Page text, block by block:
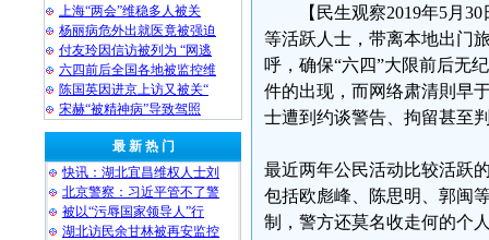
上海“两会”维稳多人被关
杨丽病危外出就医竟被强迫
付友玲因信访被列为 “网逃
六四前后全国各地被监控维
陈国英因进京上访又被关“
宋赫“被精神病”导致驾照
最 新 热 门
快讯：湖北宜昌维权人士刘
北京警察：习近平管不了警
被以“污辱国家领导人”行
湖北访民余甘林被再安监控
【民生观察2019年5月
等活跃人士，带离本地出门
呼，确保“六四”大限前后无
件的出现，而网络肃清則早
士遭到约谈警告、拘留甚至
最近两年公民活动比较活跃
包括欧彪峰、陈思明、郭闽
制，警方还莫名收走何的个